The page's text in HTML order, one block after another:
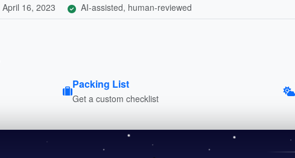
April 16, 2023 AI-assisted, human-reviewed
Packing List
Get a custom checklist